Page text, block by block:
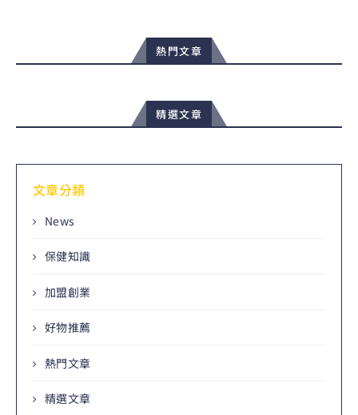
熱門文章
精選文章
文章分類
News
保健知識
加盟創業
好物推薦
熱門文章
精選文章